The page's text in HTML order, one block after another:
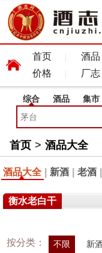
首页 酒品
价格
厂志
综合 酒品 集市
首页 > 酒品大全
酒品大全 新酒 老酒
衡水老白干
按分类： 不限 新